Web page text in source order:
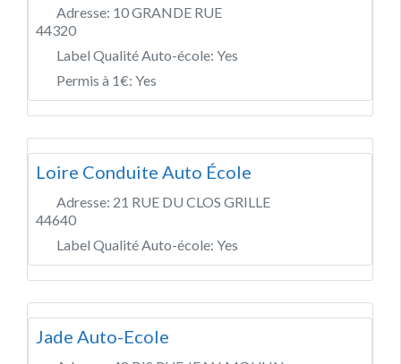
Adresse: 10 GRANDE RUE
44320
Label Qualité Auto-école: Yes
Permis à 1€: Yes
Loire Conduite Auto École
Adresse: 21 RUE DU CLOS GRILLE
44640
Label Qualité Auto-école: Yes
Jade Auto-Ecole